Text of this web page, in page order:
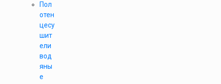
Пол
отен
цесу
шит
ели
вод
яны
е